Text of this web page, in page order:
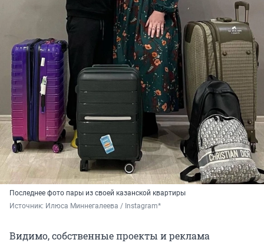
Последнее фото пары из своей казанской квартиры
Источник: Илюса Миннегалеева / Instagram*
Видимо, собственные проекты и реклама